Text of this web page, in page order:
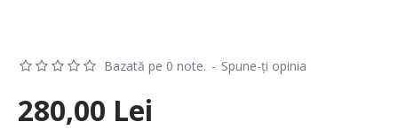
Bazată pe 0 note. - Spune-ţi opinia
280,00 Lei